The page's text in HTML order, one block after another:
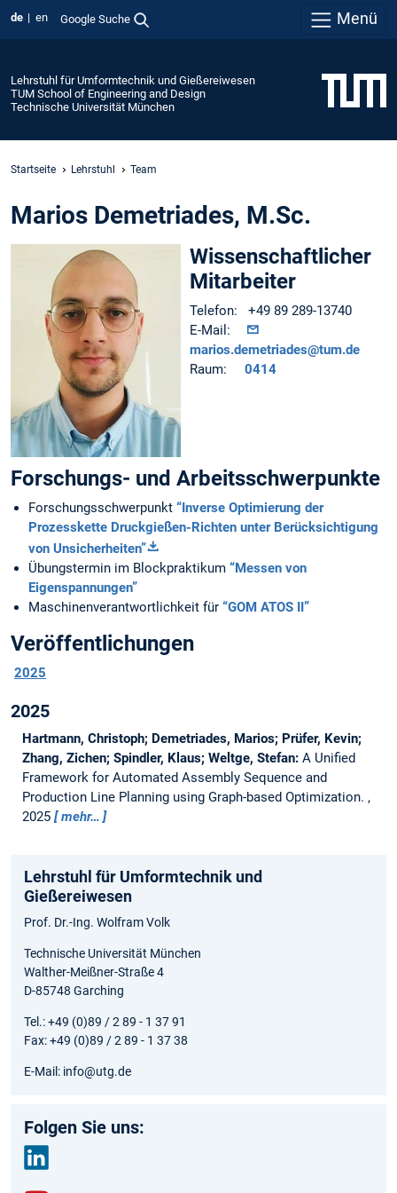
de en Google Suche Menü
Lehrstuhl für Umformtechnik und Gießereiwesen
TUM School of Engineering and Design
Technische Universität München
Startseite Lehrstuhl Team
Marios Demetriades, M.Sc.
Wissenschaftlicher
Mitarbeiter
Telefon: +49 89 289-13740
E-Mail:
marios.demetriades@tum.de
Raum: 0414
Forschungs- und Arbeitsschwerpunkte
Forschungsschwerpunkt “Inverse Optimierung der
Prozesskette Druckgießen-Richten unter Berücksichtigung
von Unsicherheiten”
Übungstermin im Blockpraktikum “Messen von
Eigenspannungen”
Maschinenverantwortlichkeit für “GOM ATOS II”
Veröffentlichungen
2025
2025
Hartmann, Christoph; Demetriades, Marios; Prüfer, Kevin;
Zhang, Zichen; Spindler, Klaus; Weltge, Stefan: A Unified
Framework for Automated Assembly Sequence and
Production Line Planning using Graph-based Optimization. ,
2025
mehr…
Lehrstuhl für Umformtechnik und
Gießereiwesen
Prof. Dr.-Ing. Wolfram Volk
Technische Universität München
Walther-Meißner-Straße 4
D-85748 Garching
Tel.: +49 (0)89 / 2 89 - 1 37 91
Fax: +49 (0)89 / 2 89 - 1 37 38
E-Mail: info@utg.de
Folgen Sie uns: